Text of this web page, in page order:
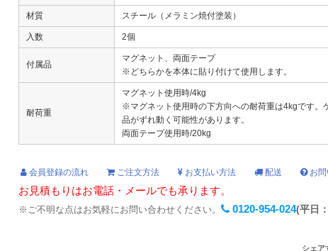
材質 スチール（メラミン焼付塗装）
入数 2個
付属品
マグネット、両面テープ
※どちらかを本体に貼り付けて使用します。
耐荷重
マグネット使用時/4kg
※マグネット使用時の下方向への耐荷重は4kgです。
品がずれ動く可能性があります。
両面テープ使用時/20kg
会員登録の流れ ご注文方法 お支払い方法 配送 お問
お見積もりはお電話・メールでも承ります。
※ご不明な点はお気軽にお問い合わせください。 0120-954-024(平日
シェア